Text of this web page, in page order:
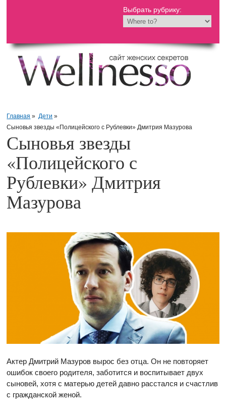
Выбрать рубрику:
Главная » Дети »
Сыновья звезды «Полицейского с Рублевки» Дмитрия Мазурова
Сыновья звезды
«Полицейского с
Рублевки» Дмитрия
Мазурова
Актер Дмитрий Мазуров вырос без отца. Он не повторяет
ошибок своего родителя, заботится и воспитывает двух
сыновей, хотя с матерью детей давно расстался и счастлив
с гражданской женой.